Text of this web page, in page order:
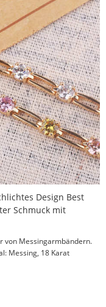
Design Best
Schmuck mit
von Messingarmbändern.
Messing, 18 Karat